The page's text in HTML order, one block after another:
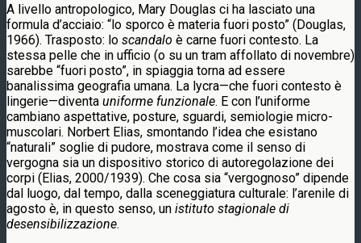
A livello antropologico, Mary Douglas ci ha lasciato una
formula d’acciaio: “lo sporco è materia fuori posto” (Douglas,
1966). Trasposto: lo scandalo è carne fuori contesto. La
stessa pelle che in ufficio (o su un tram affollato di novembre)
sarebbe “fuori posto”, in spiaggia torna ad essere
banalissima geografia umana. La lycra—che fuori contesto è
lingerie—diventa uniforme funzionale. E con l’uniforme
cambiano aspettative, posture, sguardi, semiologie micro-
muscolari. Norbert Elias, smontando l’idea che esistano
“naturali” soglie di pudore, mostrava come il senso di
vergogna sia un dispositivo storico di autoregolazione dei
corpi (Elias, 2000/1939). Che cosa sia “vergognoso” dipende
dal luogo, dal tempo, dalla sceneggiatura culturale: l’arenile di
agosto è, in questo senso, un istituto stagionale di
desensibilizzazione.